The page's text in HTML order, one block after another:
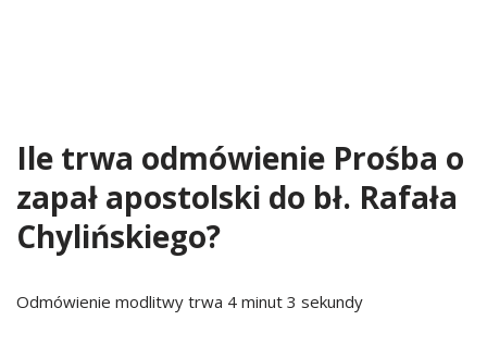
Ile trwa odmówienie Prośba o
zapał apostolski do bł. Rafała
Chylińskiego?
Odmówienie modlitwy trwa 4 minut 3 sekundy